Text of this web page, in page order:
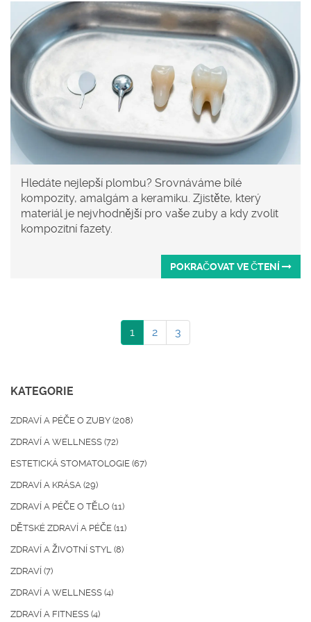
Hledáte nejlepší plombu? Srovnáváme bílé
kompozity, amalgám a keramiku. Zjistěte, který
materiál je nejvhodnější pro vaše zuby a kdy zvolit
kompozitní fazety.
POKRAČOVAT VE ČTENÍ
1 2 3
KATEGORIE
ZDRAVÍ A PÉČE O ZUBY (208)
ZDRAVÍ A WELLNESS (72)
ESTETICKÁ STOMATOLOGIE (67)
ZDRAVÍ A KRÁSA (29)
ZDRAVÍ A PÉČE O TĚLO (11)
DĚTSKÉ ZDRAVÍ A PÉČE (11)
ZDRAVÍ A ŽIVOTNÍ STYL (8)
ZDRAVÍ (7)
ZDRAVÍ A WELLNESS (4)
ZDRAVÍ A FITNESS (4)